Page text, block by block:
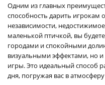
Одним из главных
способность дарить
независимости,
маленькой птичкой, вы
городами и спокойными
визуальными эффектами, но
игры. Это идеальный способ
дня, погружая вас в